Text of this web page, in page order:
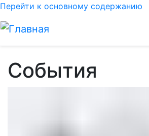
Перейти к основному содержанию
События